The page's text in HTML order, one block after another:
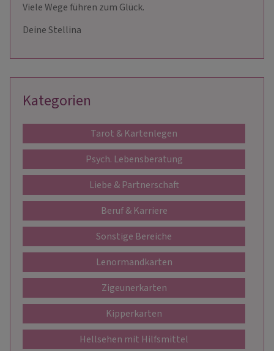
Viele Wege führen zum Glück.
Deine Stellina
Kategorien
Tarot & Kartenlegen
Psych. Lebensberatung
Liebe & Partnerschaft
Beruf & Karriere
Sonstige Bereiche
Lenormandkarten
Zigeunerkarten
Kipperkarten
Hellsehen mit Hilfsmittel